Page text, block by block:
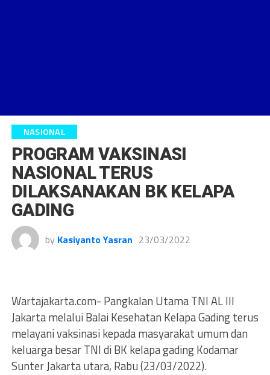
NASIONAL
PROGRAM VAKSINASI
NASIONAL TERUS
DILAKSANAKAN BK KELAPA
GADING
by Kasiyanto Yasran 23/03/2022
Wartajakarta.com- Pangkalan Utama TNI AL III
Jakarta melalui Balai Kesehatan Kelapa Gading terus
melayani vaksinasi kepada masyarakat umum dan
keluarga besar TNI di BK kelapa gading Kodamar
Sunter Jakarta utara, Rabu (23/03/2022).